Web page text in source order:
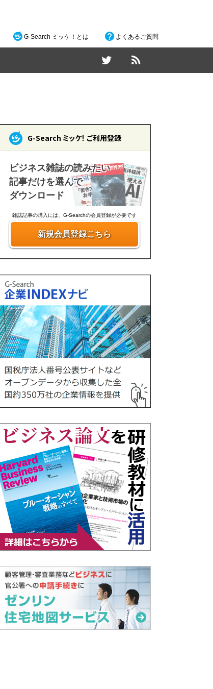
G-Search ミッケ！とは よくあるご質問
G-Search ミッケ！ ご利用登録
ビジネス雑誌の読みたい
記事だけを選んで
ダウンロード
雑誌記事の購入には、G-Searchの会員登録が必要です
新規会員登録こちら